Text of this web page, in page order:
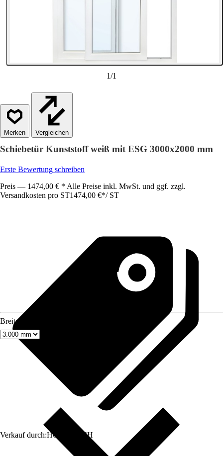
1/1
Vergleichen
Schiebetür Kunststoff weiß mit ESG 3000x2000 mm
Erste Bewertung schreiben
Preis — 1474,00 € * Alle Preise inkl. MwSt. und ggf. zzgl.
Versandkosten pro ST1474,00 €*/ ST
Verkauf durch:HORNBACH
Breite